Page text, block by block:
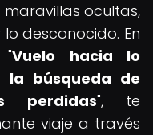
ocultas,
desconocido. En
"Vuelo hacia lo
la búsqueda de
perdidas", te
viaje a través